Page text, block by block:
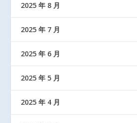
2025 年 8 月
2025 年 7 月
2025 年 6 月
2025 年 5 月
2025 年 4 月